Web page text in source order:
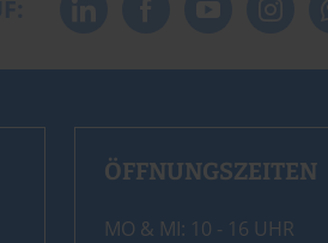
ÖFFNUNGSZEITEN
MO & MI: 10 - 16 UHR